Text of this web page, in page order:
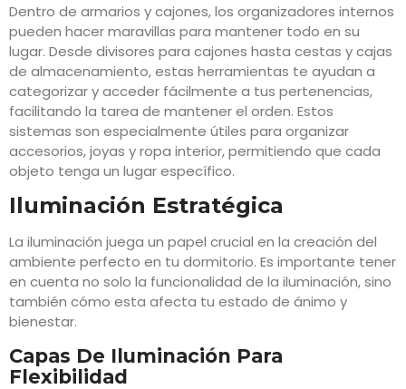
Dentro de armarios y cajones, los organizadores internos
pueden hacer maravillas para mantener todo en su
lugar. Desde divisores para cajones hasta cestas y cajas
de almacenamiento, estas herramientas te ayudan a
categorizar y acceder fácilmente a tus pertenencias,
facilitando la tarea de mantener el orden. Estos
sistemas son especialmente útiles para organizar
accesorios, joyas y ropa interior, permitiendo que cada
objeto tenga un lugar específico.
Iluminación Estratégica
La iluminación juega un papel crucial en la creación del
ambiente perfecto en tu dormitorio. Es importante tener
en cuenta no solo la funcionalidad de la iluminación, sino
también cómo esta afecta tu estado de ánimo y
bienestar.
Capas De Iluminación Para
Flexibilidad